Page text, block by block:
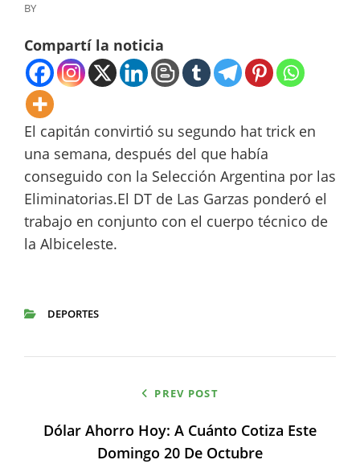
BY
Compartí la noticia
El capitán convirtió su segundo hat trick en
una semana, después del que había
conseguido con la Selección Argentina por las
Eliminatorias.El DT de Las Garzas ponderó el
trabajo en conjunto con el cuerpo técnico de
la Albiceleste.
DEPORTES
entradas
PREV POST
Dólar Ahorro Hoy: A Cuánto Cotiza Este
Domingo 20 De Octubre